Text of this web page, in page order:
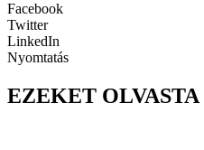
Facebook
Twitter
LinkedIn
Nyomtatás
EZEKET